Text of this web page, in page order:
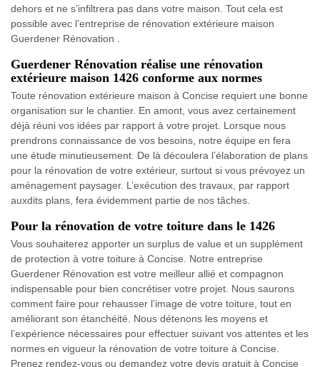
dehors et ne s’infiltrera pas dans votre maison. Tout cela est
possible avec l’entreprise de rénovation extérieure maison
Guerdener Rénovation .
Guerdener Rénovation réalise une rénovation
extérieure maison 1426 conforme aux normes
Toute rénovation extérieure maison à Concise requiert une bonne
organisation sur le chantier. En amont, vous avez certainement
déjà réuni vos idées par rapport à votre projet. Lorsque nous
prendrons connaissance de vos besoins, notre équipe en fera
une étude minutieusement. De là découlera l’élaboration de plans
pour la rénovation de votre extérieur, surtout si vous prévoyez un
aménagement paysager. L’exécution des travaux, par rapport
auxdits plans, fera évidemment partie de nos tâches.
Pour la rénovation de votre toiture dans le 1426
Vous souhaiterez apporter un surplus de value et un supplément
de protection à votre toiture à Concise. Notre entreprise
Guerdener Rénovation est votre meilleur allié et compagnon
indispensable pour bien concrétiser votre projet. Nous saurons
comment faire pour rehausser l’image de votre toiture, tout en
améliorant son étanchéité. Nous détenons les moyens et
l’expérience nécessaires pour effectuer suivant vos attentes et les
normes en vigueur la rénovation de votre toiture à Concise.
Prenez rendez-vous ou demandez votre devis gratuit à Concise